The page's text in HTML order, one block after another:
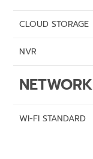
CLOUD STORAGE
NVR
NETWORK
WI-FI STANDARD